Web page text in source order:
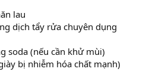
lau
dịch tẩy rửa chuyên dụng
soda (nếu cần khử mùi)
bị nhiễm hóa chất mạnh)